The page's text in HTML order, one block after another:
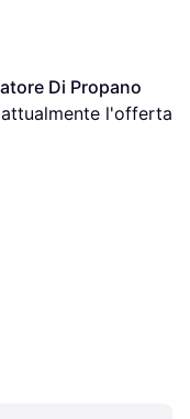
Di Propano
attualmente l'offerta